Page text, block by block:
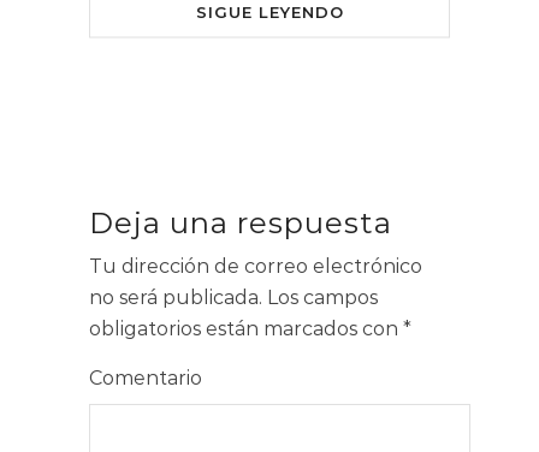
SIGUE LEYENDO
Deja una respuesta
Tu dirección de correo electrónico
no será publicada. Los campos
obligatorios están marcados con *
Comentario